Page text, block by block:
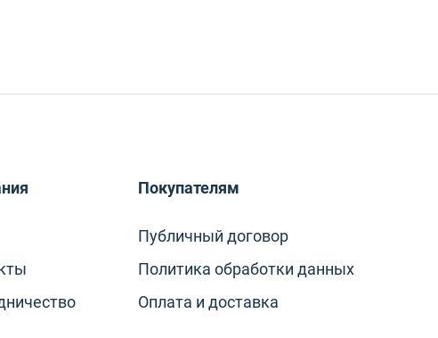
Покупателям
Публичный договор
Политика обработки данных
Оплата и доставка